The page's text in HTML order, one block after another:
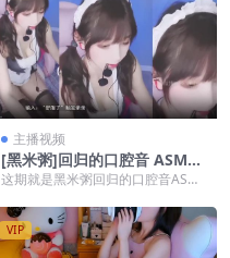
主播视频
[黑米粥]回归的口腔音 ASMR-
Mouth-sounds–Ear-cleanin
这期就是黑米粥回归的口腔音ASM
接过电。前奏一进...
VIP